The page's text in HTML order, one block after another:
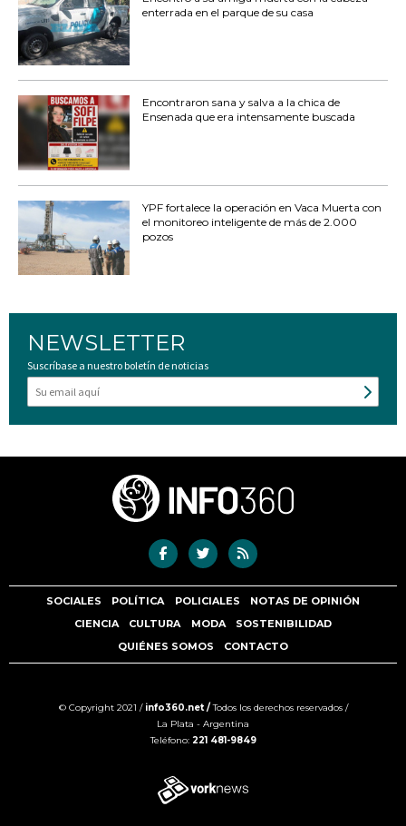
enterrada en el parque de su casa
Encontraron sana y salva a la chica de
Ensenada que era intensamente buscada
YPF fortalece la operación en Vaca Muerta con
el monitoreo inteligente de más de 2.000
pozos
NEWSLETTER
Suscríbase a nuestro boletín de noticias
SOCIALES POLÍTICA POLICIALES
NOTAS DE OPINIÓN
CIENCIA
CULTURA MODA
SOSTENIBILIDAD
QUIÉNES SOMOS
CONTACTO
© Copyright 2021 / info360.net /Todos los derechos reservados /
La Plata - Argentina
Teléfono: 221 481-9849